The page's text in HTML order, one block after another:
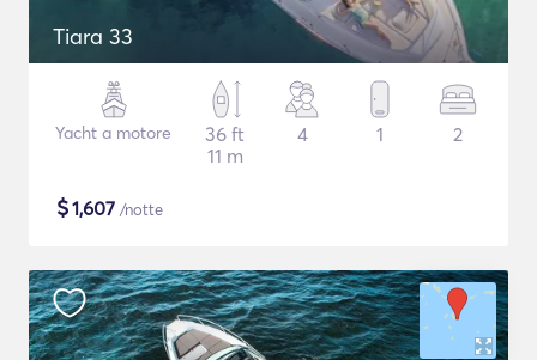
Tiara 33
Yacht a motore
36 ft
11 m
4 1 2
$1,607 /notte